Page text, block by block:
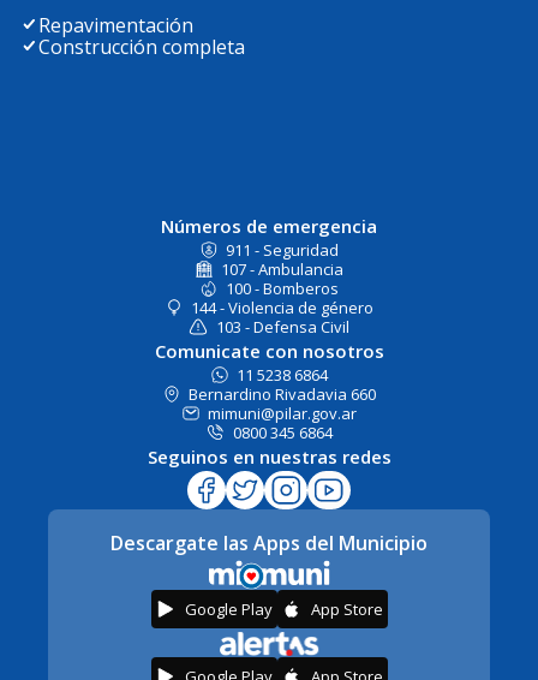
Repavimentación
Construcción completa
Números de emergencia
911 - Seguridad
107 - Ambulancia
100 - Bomberos
144 - Violencia de género
103 - Defensa Civil
Comunicate con nosotros
11 5238 6864
Bernardino Rivadavia 660
mimuni@pilar.gov.ar
0800 345 6864
Seguinos en nuestras redes
Descargate las Apps del Municipio
Google Play App Store